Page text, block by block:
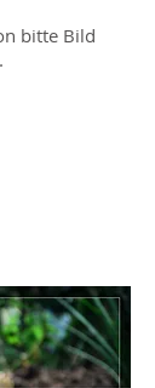
bitte Bild